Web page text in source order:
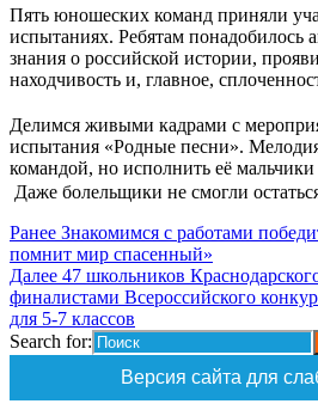
Пять юношеских команд приняли
испытаниях. Ребятам понадобилось
знания о российской истории,
находчивость и, главное,
Делимся живыми кадрами с
испытания «Родные песни».
командой, но исполнить её
Даже болельщики не смогли
Навигация
по
записям
Ранее Предыдущая
запись:
Знакомимся с работами
помнит мир спасенный»
Далее Следующая
запись
47 школьников
финалистами Всероссийского
для 5-7 классов
Search for:
Версия сайта для